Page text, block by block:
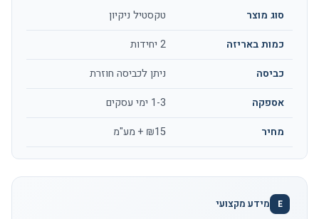
סוג מוצר
טקסטיל ניקיון
כמות באריזה
2 יחידות
כביסה
ניתן לכביסה חוזרת
אספקה
1-3 ימי עסקים
מחיר
₪15 + מע"מ
E מידע מקצועי